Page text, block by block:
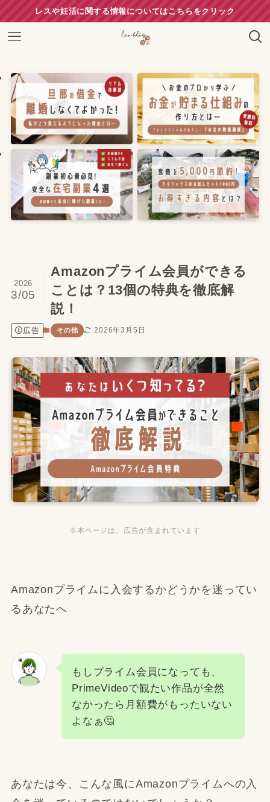
レスや妊活に関する情報についてはこちらをクリック
Amazonプライム会員ができる
ことは？13個の特典を徹底解
説！
2026
3/05
広告 その他 2026年3月5日
※本ページは、広告が含まれています
Amazonプライムに入会するかどうかを迷ってい
るあなたへ
もしプライム会員になっても、
PrimeVideoで観たい作品が全然
なかったら月額費がもったいない
よなぁ🤔
あなたは今、こんな風にAmazonプライムへの入